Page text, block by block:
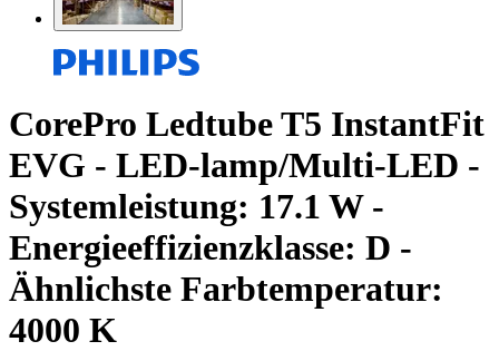
CorePro Ledtube T5 InstantFit
EVG - LED-lamp/Multi-LED -
Systemleistung: 17.1 W -
Energieeffizienzklasse: D -
Ähnlichste Farbtemperatur:
4000 K